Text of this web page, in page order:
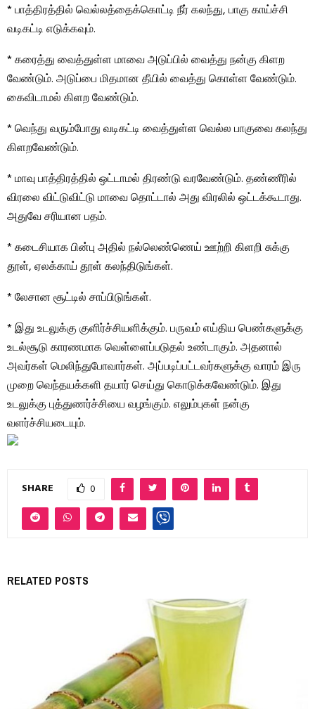
* பாத்திரத்தில் வெல்லத்தைக்கொட்டி நீர் கலந்து, பாகு காய்ச்சி
வடிகட்டி எடுக்கவும்.
* கரைத்து வைத்துள்ள மாவை அடுப்பில் வைத்து நன்கு கிளற
வேண்டும். அடுப்பை மிதமான தீயில் வைத்து கொள்ள வேண்டும்.
கைவிடாமல் கிளற வேண்டும்.
* வெந்து வரும்போது வடிகட்டி வைத்துள்ள வெல்ல பாகுவை கலந்து
கிளறவேண்டும்.
* மாவு பாத்திரத்தில் ஒட்டாமல் திரண்டு வரவேண்டும். தண்ணீரில்
விரலை விட்டுவிட்டு மாவை தொட்டால் அது விரலில் ஒட்டக்கூடாது.
அதுவே சரியான பதம்.
* கடைசியாக பின்பு அதில் நல்லெண்ணெய் ஊற்றி கிளறி சுக்கு
தூள், ஏலக்காய் தூள் கலந்திடுங்கள்.
* லேசான சூட்டில் சாப்பிடுங்கள்.
* இது உடலுக்கு குளிர்ச்சியளிக்கும். பருவம் எய்திய பெண்களுக்கு
உடல்சூடு காரணமாக வெள்ளைப்படுதல் உண்டாகும். அதனால்
அவர்கள் மெலிந்துபோவார்கள். அப்படிப்பட்டவர்களுக்கு வாரம் இரு
முறை வெந்தயக்களி தயார் செய்து கொடுக்கவேண்டும். இது
உடலுக்கு புத்துணர்ச்சியை வழங்கும். எலும்புகள் நன்கு
வளர்ச்சியடையும்.
SHARE 0
RELATED POSTS